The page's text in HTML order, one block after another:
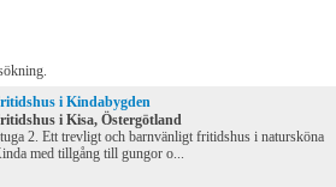
i Kindabygden
i Kisa, Östergötland
2. Ett trevligt och barnvänligt fritidshus i natursköna
med tillgång till gungor o...